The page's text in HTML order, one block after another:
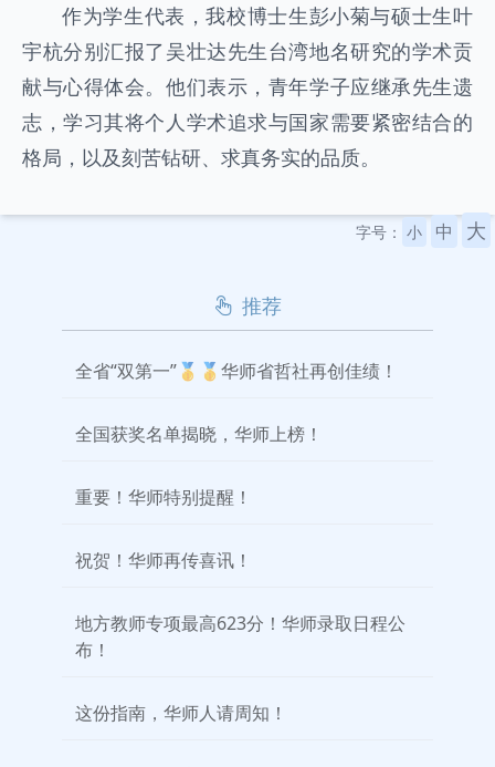
作为学生代表，我校博士生彭小菊与硕士生叶
宇杭分别汇报了吴壮达先生台湾地名研究的学术贡
献与心得体会。他们表示，青年学子应继承先生遗
志，学习其将个人学术追求与国家需要紧密结合的
格局，以及刻苦钻研、求真务实的品质。
字号： 小 中 大
推荐
全省“双第一”🥇🥇华师省哲社再创佳绩！
全国获奖名单揭晓，华师上榜！
重要！华师特别提醒！
祝贺！华师再传喜讯！
地方教师专项最高623分！华师录取日程公
布！
这份指南，华师人请周知！